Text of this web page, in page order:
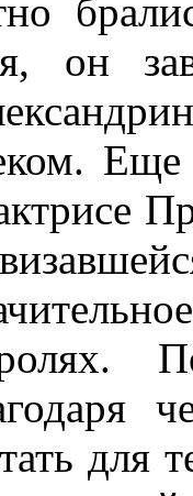
он
Еще
для